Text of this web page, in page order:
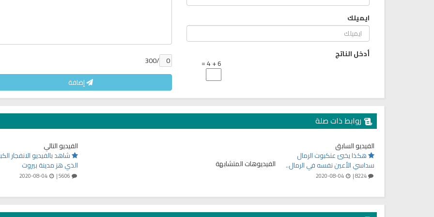
ايميلك
أدخل الناتج
6 + 4 =
/300
إضافة
روابط ذات صلة
الفيديو السابق
هكذا يخبئ عنكبوت الرمال
سداسي الأعين نفسه في الرمال..
8224 |
2020-08-04
الفيديوهات المتشابهة
الفيديو التالي
شاهد بالفيديو الانفجار
الذي هز مدينة بيروت
2020-08-04